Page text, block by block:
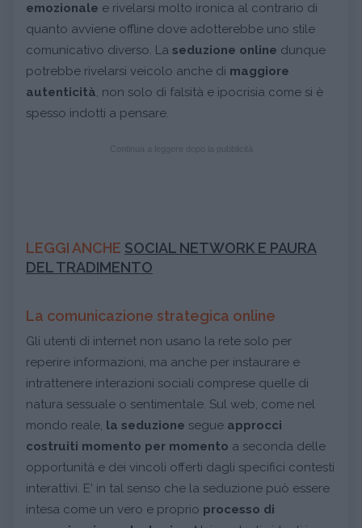
emozionale e rivelarsi molto ironica al contrario di
quanto avviene offline dove adotterebbe uno stile
comunicativo diverso. La seduzione online dunque
potrebbe rivelarsi veicolo anche di maggiore
autenticità, non solo di falsità e ipocrisia come si è
spesso indotti a pensare.
LEGGI ANCHE SOCIAL NETWORK E PAURA
DEL TRADIMENTO
La comunicazione strategica online
Gli utenti di internet non usano la rete solo per
reperire informazioni, ma anche per instaurare e
intrattenere interazioni sociali comprese quelle di
natura sessuale o sentimentale. Sul web, come nel
mondo reale, la seduzione segue approcci
costruiti momento per momento a seconda delle
opportunità e dei vincoli offerti dagli specifici contesti
interattivi. E' in tal senso che la seduzione può essere
intesa come un vero e proprio processo di